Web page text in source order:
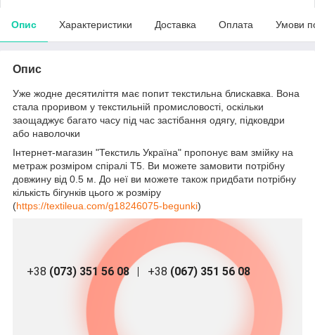
Опис Характеристики Доставка Оплата Умови
Опис
Уже жодне десятиліття має попит текстильна блискавка. Вона
стала проривом у текстильній промисловості, оскільки
заощаджує багато часу під час застібання одягу, підковдри
або наволочки
Інтернет-магазин "Текстиль Україна" пропонує вам змійку на
метраж розміром спіралі Т5. Ви можете замовити потрібну
довжину від 0.5 м. До неї ви можете також придбати потрібну
кількість бігунків цього ж розміру
(https://textileua.com/g18246075-begunki)
+38 (073) 351 56 08 +38 (067) 351 56 08